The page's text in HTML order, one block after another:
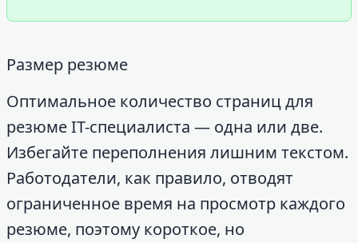
Размер резюме
Оптимальное количество страниц для
резюме IT-специалиста — одна или две.
Избегайте переполнения лишним текстом.
Работодатели, как правило, отводят
ограниченное время на просмотр каждого
резюме, поэтому короткое, но